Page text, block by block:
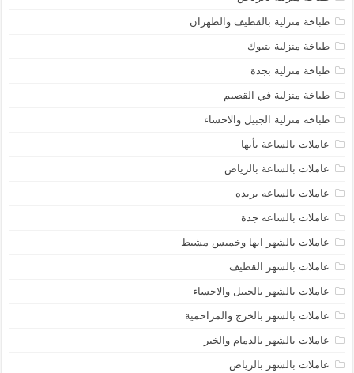
طباخة منزلية بالقطيف والظهران
طباخة منزلية بتبوك
طباخة منزلية بجدة
طباخة منزلية في القصيم
طباخه منزلية الجبيل والاحساء
عاملات بالساعة بأبها
عاملات بالساعة بالرياض
عاملات بالساعه بريده
عاملات بالساعه جدة
عاملات بالشهر ابها وخميس مشيط
عاملات بالشهر القطيف
عاملات بالشهر بالجبيل والاحساء
عاملات بالشهر بالخرج والمزاحمية
عاملات بالشهر بالدمام والخبر
عاملات بالشهر بالرياض